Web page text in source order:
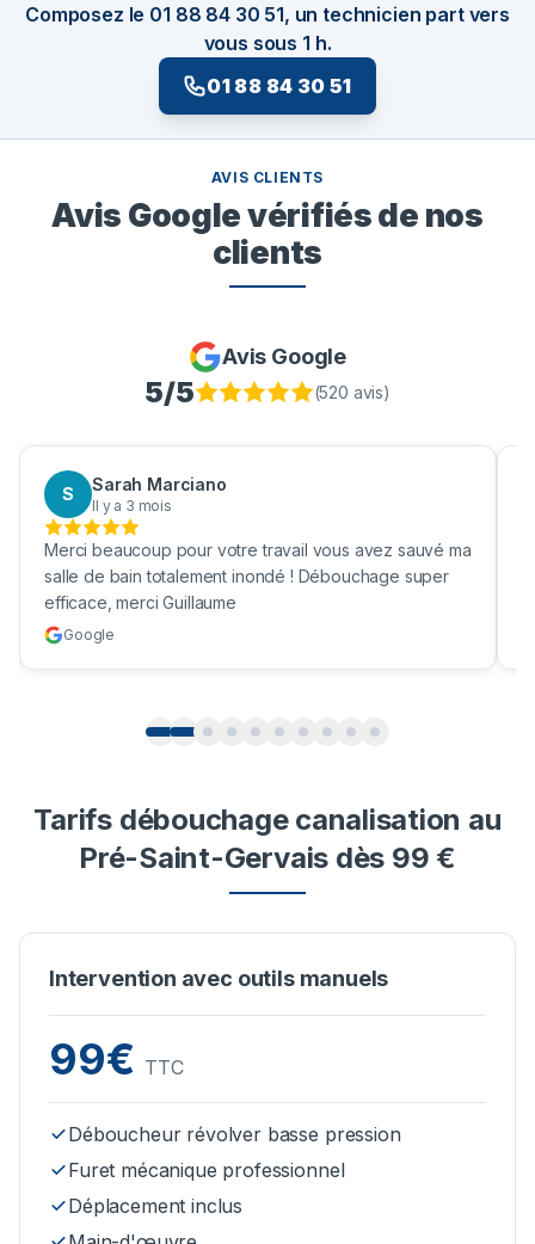
Composez le 01 88 84 30 51, un technicien part vers
vous sous 1 h.
01 88 84 30 51
AVIS CLIENTS
Avis Google vérifiés de nos
clients
Avis Google
5/5 (520 avis)
A Aaron Boukhris
Il y a 3 mois
Bravo pour nettoyage de ma fosses septique ! Enfin
une vrai société efficace et qui nettoie vraiment ma
cuve !
Google
Tarifs débouchage canalisation au
Pré-Saint-Gervais dès 99 €
Intervention avec outils manuels
99€ TTC
Déboucheur révolver basse pression
Furet mécanique professionnel
Déplacement inclus